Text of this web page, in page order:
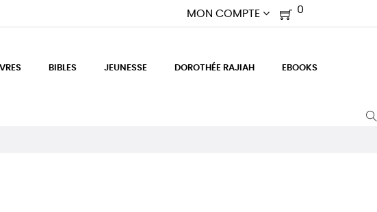
MON COMPTE 0
BIBLES JEUNESSE DOROTHÉE RAJIAH EBOOKS